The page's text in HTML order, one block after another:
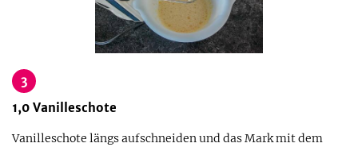
3
1,0 Vanilleschote
Vanilleschote längs aufschneiden und das Mark mit dem